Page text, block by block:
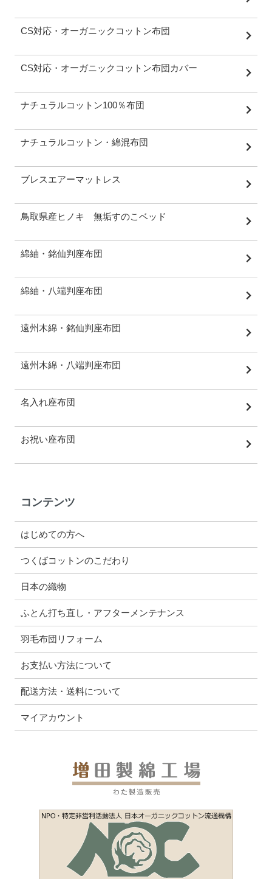
CS対応・オーガニックコットン布団
CS対応・オーガニックコットン布団カバー
ナチュラルコットン100％布団
ナチュラルコットン・綿混布団
ブレスエアーマットレス
鳥取県産ヒノキ 無垢すのこベッド
綿紬・銘仙判座布団
綿紬・八端判座布団
遠州木綿・銘仙判座布団
遠州木綿・八端判座布団
名入れ座布団
お祝い座布団
コンテンツ
はじめての方へ
つくばコットンのこだわり
日本の織物
ふとん打ち直し・アフターメンテナンス
羽毛布団リフォーム
お支払い方法について
配送方法・送料について
マイアカウント